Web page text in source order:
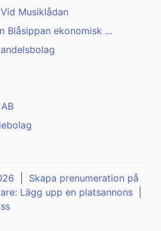
Musiklådan
Blåsippan ekonomisk ...
Skapa prenumeration på
Lägg upp en platsannons